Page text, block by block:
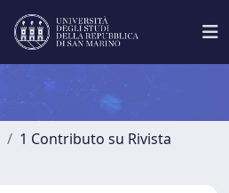
1 Contributo su Rivista